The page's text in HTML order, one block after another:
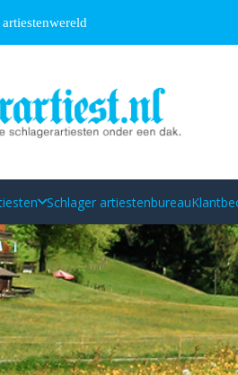
Schlager artiestenbureau